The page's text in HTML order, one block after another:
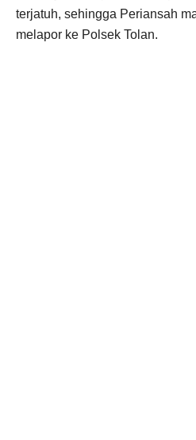
terjatuh, sehingga Periansah
melapor ke Polsek Tolan.